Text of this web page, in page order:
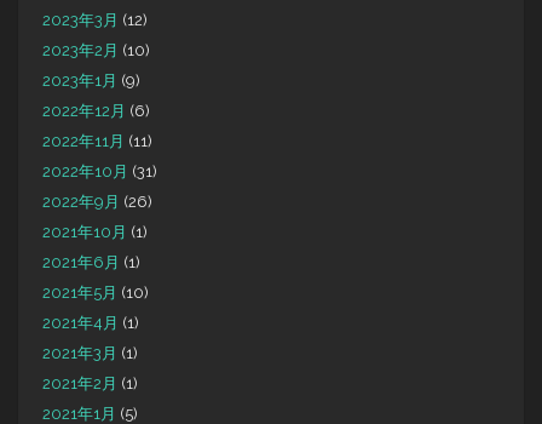
2023年3月 (12)
2023年2月 (10)
2023年1月 (9)
2022年12月 (6)
2022年11月 (11)
2022年10月 (31)
2022年9月 (26)
2021年10月 (1)
2021年6月 (1)
2021年5月 (10)
2021年4月 (1)
2021年3月 (1)
2021年2月 (1)
2021年1月 (5)